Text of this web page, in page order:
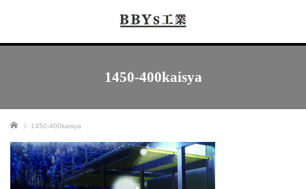
1450-400kaisya
ホーム 1450-400kaisya